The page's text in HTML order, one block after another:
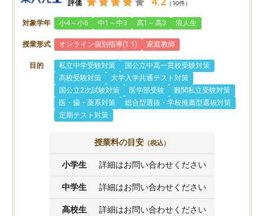
評価 （10件）
対象学年 小4～小6 中1～中3 高1～高3 浪人生
授業形式 オンライン個別指導(1:1) 家庭教師
目的 私立中学受験対策
国公立中高一貫校受験対策
高校受験対策
大学入学共通テスト対策
国公立2次試験対策
医学部受験
難関私立受験対策
医・歯・薬系対策
総合型選抜・学校推薦型選抜対策
定期テスト対策
授業料の目安 （税込）
小学生 詳細はお問い合わせください
中学生 詳細はお問い合わせください
高校生 詳細はお問い合わせください